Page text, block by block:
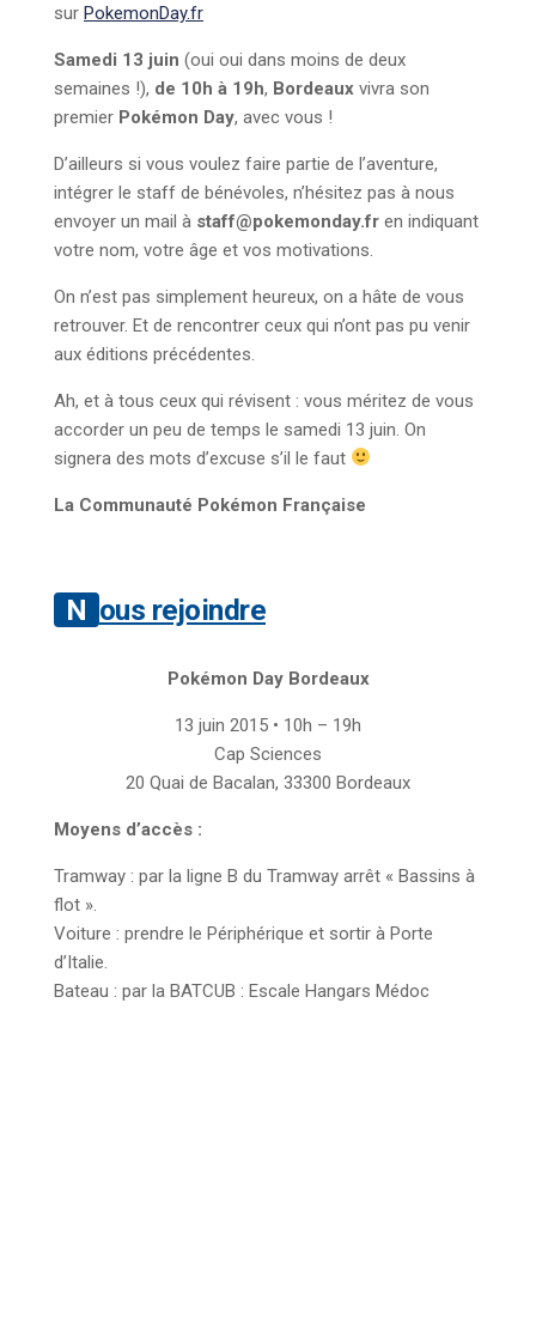
sur PokemonDay.fr
Samedi 13 juin (oui oui dans moins de deux
semaines !), de 10h à 19h, Bordeaux vivra son
premier Pokémon Day, avec vous !
D’ailleurs si vous voulez faire partie de l’aventure,
intégrer le staff de bénévoles, n’hésitez pas à nous
envoyer un mail à staff@pokemonday.fr en indiquant
votre nom, votre âge et vos motivations.
On n’est pas simplement heureux, on a hâte de vous
retrouver. Et de rencontrer ceux qui n’ont pas pu venir
aux éditions précédentes.
Ah, et à tous ceux qui révisent : vous méritez de vous
accorder un peu de temps le samedi 13 juin. On
signera des mots d’excuse s’il le faut
La Communauté Pokémon Française
Nous rejoindre
Pokémon Day Bordeaux
13 juin 2015 • 10h – 19h
Cap Sciences
20 Quai de Bacalan, 33300 Bordeaux
Moyens d’accès :
Tramway : par la ligne B du Tramway arrêt « Bassins à
flot ».
Voiture : prendre le Périphérique et sortir à Porte
d’Italie.
Bateau : par la BATCUB : Escale Hangars Médoc